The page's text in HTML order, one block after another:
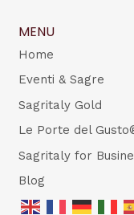
MENU
Home
Eventi & Sagre
Sagritaly Gold
Le Porte del
Sagritaly for
Blog